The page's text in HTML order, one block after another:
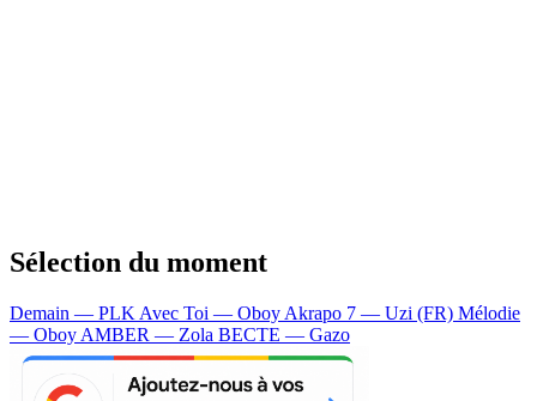
Sélection du moment
Demain — PLK Avec Toi — Oboy Akrapo 7 — Uzi (FR) Mélodie
— Oboy AMBER — Zola BECTE — Gazo